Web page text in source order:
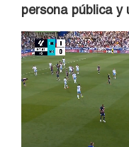
persona pública y
Reproductor
de
vídeo